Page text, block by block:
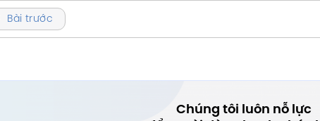
Bài trước
Chúng tôi luôn nỗ lực